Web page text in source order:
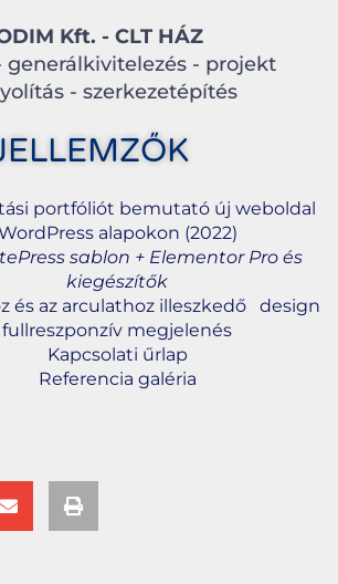
Kft. - CLT HÁZ
generálkivitelezés - projekt
- szerkezetépítés
portfóliót bemutató új weboldal
alapokon (2022)
sablon + Elementor Pro és
kiegészítők
és az arculathoz illeszkedő design
fullreszponzív megjelenés
Kapcsolati űrlap
Referencia galéria